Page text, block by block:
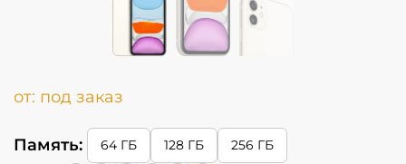
от: под заказ
Память: 64 ГБ 128 ГБ 256 ГБ